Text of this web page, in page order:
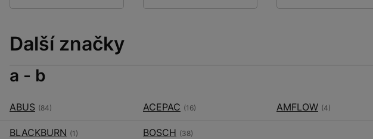
Další značky
a - b
ABUS (84) ACEPAC (16) AMFLOW (4)
BLACKBURN (1) BOSCH (38)